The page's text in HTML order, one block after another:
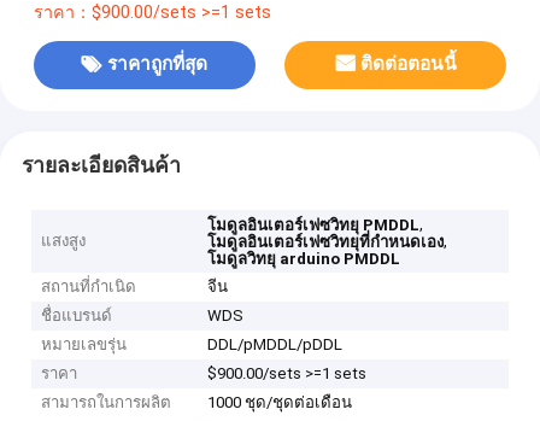
ราคา：$900.00/sets >=1 sets
ราคาถูกที่สุด ติดต่อตอนนี้
รายละเอียดสินค้า
แสงสูง
โมดูลอินเตอร์เฟซวิทยุ PMDDL,
โมดูลอินเตอร์เฟซวิทยุที่กําหนดเอง,
โมดูลวิทยุ arduino PMDDL
สถานที่กำเนิด
จีน
ชื่อแบรนด์
WDS
หมายเลขรุ่น
DDL/pMDDL/pDDL
ราคา
$900.00/sets >=1 sets
สามารถในการผลิต
1000 ชุด/ชุดต่อเดือน